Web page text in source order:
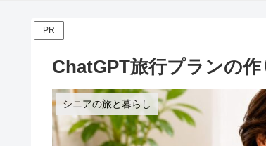
PR
ChatGPT旅行プランの
シニアの旅と暮らし